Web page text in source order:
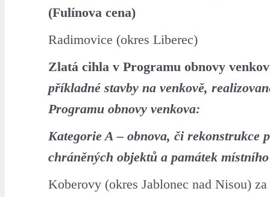
(Fulínova cena)
Radimovice (okres Liberec)
Zlatá cihla v Programu obnovy
příkladné stavby na venkově,
Programu obnovy venkova:
Kategorie A – obnova, či rekonstrukce
chráněných objektů a památek
Koberovy (okres Jablonec nad Nisou)